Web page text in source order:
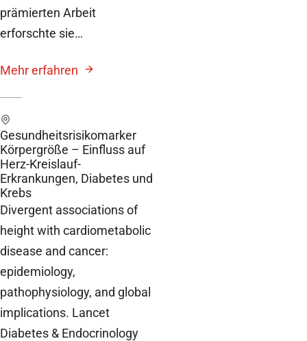
prämierten Arbeit
erforschte sie…
Mehr erfahren
Gesundheitsrisikomarker
Körpergröße – Einfluss auf
Herz-Kreislauf-
Erkrankungen, Diabetes und
Krebs
Divergent associations of
height with cardiometabolic
disease and cancer:
epidemiology,
pathophysiology, and global
implications. Lancet
Diabetes & Endocrinology